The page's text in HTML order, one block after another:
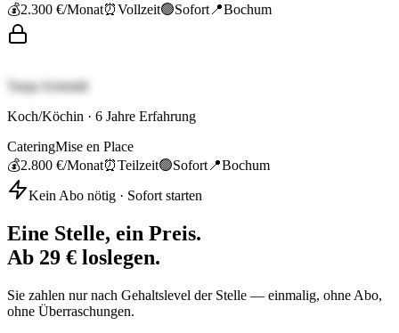
💰2.300 €/Monat⏰Vollzeit🟢Sofort 📍Bochum
Tanja Schmidt
Koch/Köchin · 6 Jahre Erfahrung
CateringMise en Place
💰2.800 €/Monat⏰Teilzeit🟢Sofort 📍Bochum
Kein Abo nötig · Sofort starten
Eine Stelle, ein Preis.
Ab 29 € loslegen.
Sie zahlen nur nach Gehaltslevel der Stelle — einmalig, ohne Abo,
ohne Überraschungen.